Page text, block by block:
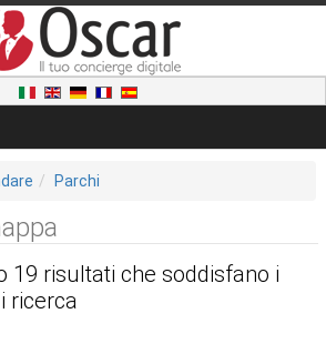
Parchi
19 risultati che soddisfano i
ricerca